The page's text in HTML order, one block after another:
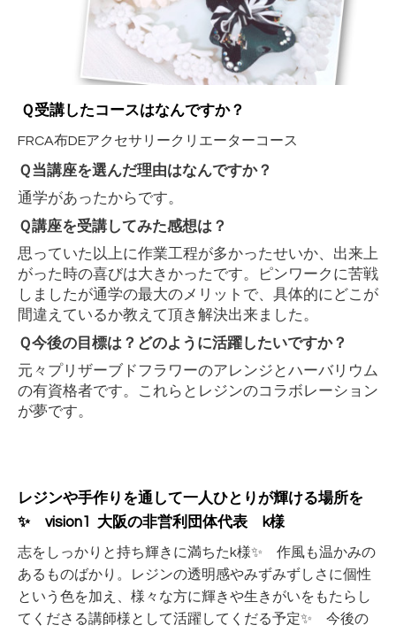
Ｑ受講したコースはなんですか？
FRCA布DEアクセサリークリエーターコース
Ｑ当講座を選んだ理由はなんですか？
通学があったからです。
Ｑ講座を受講してみた感想は？
思っていた以上に作業工程が多かったせいか、出来上
がった時の喜びは大きかったです。ピンワークに苦戦
しましたが通学の最大のメリットで、具体的にどこが
間違えているか教えて頂き解決出来ました。
Ｑ今後の目標は？どのように活躍したいですか？
元々プリザーブドフラワーのアレンジとハーバリウム
の有資格者です。これらとレジンのコラボレーション
が夢です。
レジンや手作りを通して一人ひとりが輝ける場所を
✨
vision1 大阪の非営利団体代表 k様
志をしっかりと持ち輝きに満ちた k様✨ 作風も温かみの
あるものばかり。レジンの透明感やみずみずしさに個性
という色を加え、様々な方に輝きや生きがいをもたらし
てくださる講師様として活躍してくだる予定✨ 今後の